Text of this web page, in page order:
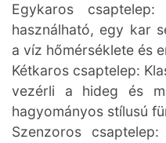
Egykaros
használható, egy kar
a víz hőmérséklete és
Kétkaros csaptelep:
vezérli a hideg és
hagyományos stílusú
Szenzoros